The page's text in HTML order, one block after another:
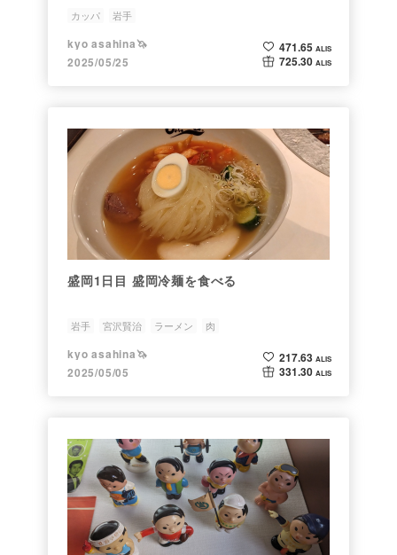
カッパ 岩手
kyo asahina🦄
2025/05/25
471.65 ALIS
725.30 ALIS
盛岡1日目 盛岡冷麺を食べる
岩手 宮沢賢治 ラーメン 肉
kyo asahina🦄
2025/05/05
217.63 ALIS
331.30 ALIS